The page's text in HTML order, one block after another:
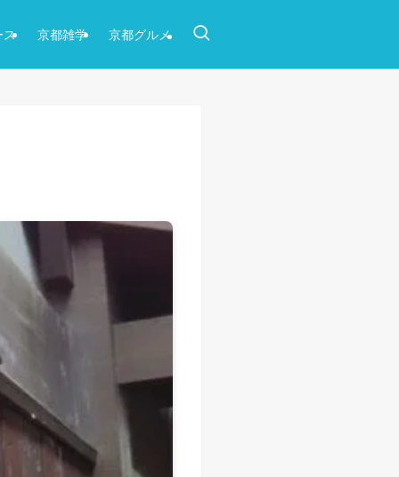
ス 京都雑学 京都グルメ